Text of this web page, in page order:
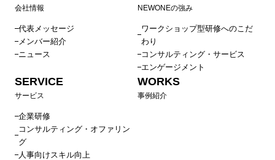
会社情報
代表メッセージ
メンバー紹介
ニュース
NEWONEの強み
ワークショップ型研修へのこだ
わり
コンサルティング・サービス
エンゲージメント
SERVICE
サービス
企業研修
コンサルティング・オファリン
グ
人事向けスキル向上
WORKS
事例紹介